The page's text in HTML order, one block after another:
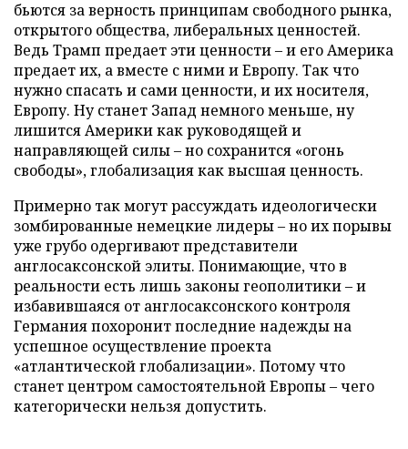
бьются за верность принципам свободного рынка,
открытого общества, либеральных ценностей.
Ведь Трамп предает эти ценности – и его Америка
предает их, а вместе с ними и Европу. Так что
нужно спасать и сами ценности, и их носителя,
Европу. Ну станет Запад немного меньше, ну
лишится Америки как руководящей и
направляющей силы – но сохранится «огонь
свободы», глобализация как высшая ценность.
Примерно так могут рассуждать идеологически
зомбированные немецкие лидеры – но их порывы
уже грубо одергивают представители
англосаксонской элиты. Понимающие, что в
реальности есть лишь законы геополитики – и
избавившаяся от англосаксонского контроля
Германия похоронит последние надежды на
успешное осуществление проекта
«атлантической глобализации». Потому что
станет центром самостоятельной Европы – чего
категорически нельзя допустить.